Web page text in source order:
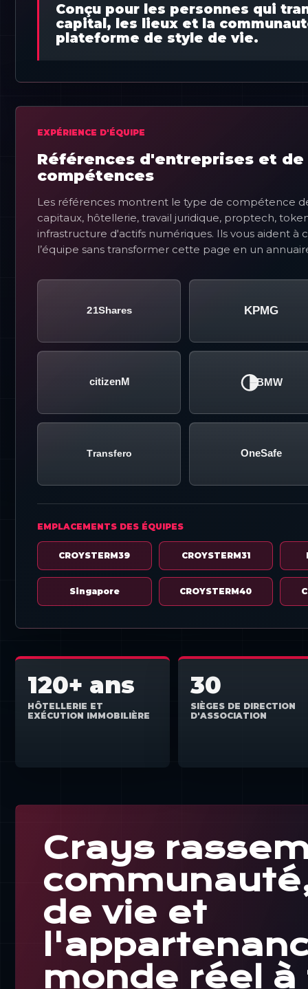
Conçu pour les personnes qui
capital, les lieux et la
plateforme de style de vie.
EXPÉRIENCE D'ÉQUIPE
Références d'entreprises et de
compétences
Les références montrent le type de compétence
capitaux, hôtellerie, travail juridique, proptech,
infrastructure d'actifs numériques. Ils vous aident
l’équipe sans transformer cette page en un
EMPLACEMENTS DES ÉQUIPES
CROYSTERM39 CROYSTERM31
Singapore CROYSTERM40
120+ ans
HÔTELLERIE ET
EXÉCUTION IMMOBILIÈRE
30
SIÈGES DE DIRECTION
D'ASSOCIATION
Crays
de vie et
monde réel